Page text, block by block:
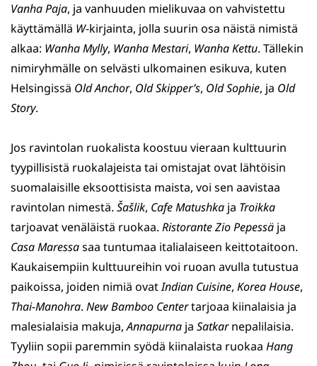
Vanha Paja, ja vanhuuden mielikuvaa on vahvistettu
käyttämällä W-kirjainta, jolla suurin osa näistä nimistä
alkaa: Wanha Mylly, Wanha Mestari, Wanha Kettu. Tällekin
nimiryhmälle on selvästi ulkomainen esikuva, kuten
Helsingissä Old Anchor, Old Skipper’s, Old Sophie, ja Old
Story.
Jos ravintolan ruokalista koostuu vieraan kulttuurin
tyypillisistä ruokalajeista tai omistajat ovat lähtöisin
suomalaisille eksoottisista maista, voi sen aavistaa
ravintolan nimestä. Šašlik, Cafe Matushka ja Troikka
tarjoavat venäläistä ruokaa. Ristorante Zio Pepessä ja
Casa Maressasaa tuntumaa italialaiseen keittotaitoon.
Kaukaisempiin kulttuureihin voi ruoan avulla tutustua
paikoissa, joiden nimiä ovatIndian Cuisine, Korea House,
Thai-Manohra. New Bamboo Centertarjoaa kiinalaisia ja
malesialaisia makuja,Annapurna ja Satkarnepalilaisia.
Tyyliin sopii paremmin syödä kiinalaista ruokaa Hang